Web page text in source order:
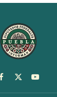
Facebook
X
(Twitter)
YouTube